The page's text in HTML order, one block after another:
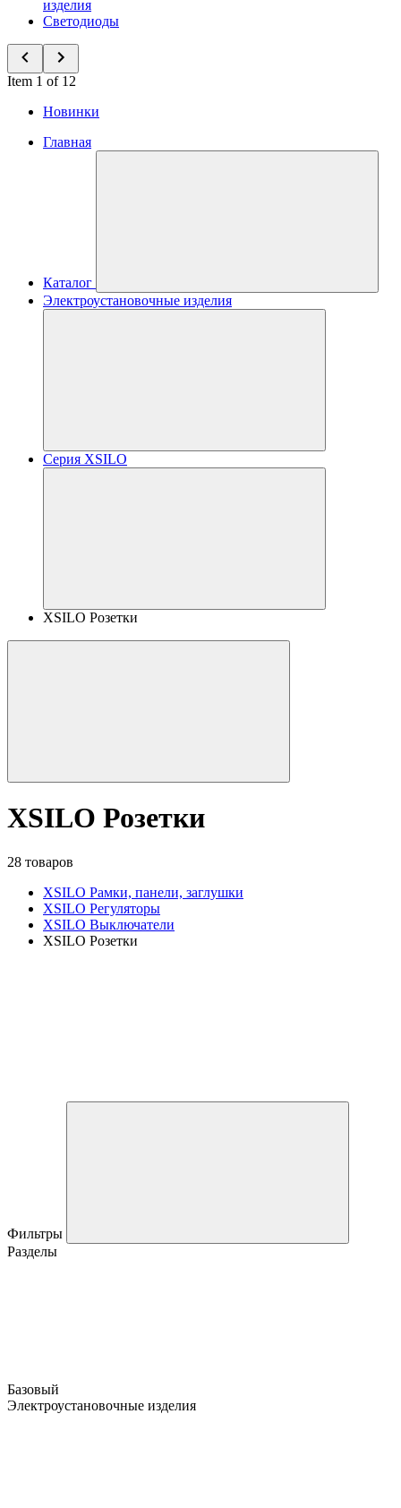
изделия
Светодиоды
Item 1 of 12
Новинки
Главная
Каталог
Электроустановочные изделия
Серия XSILO
XSILO Розетки
XSILO Розетки
28 товаров
XSILO Рамки, панели, заглушки
XSILO Регуляторы
XSILO Выключатели
XSILO Розетки
Фильтры
Разделы
Базовый
Электроустановочные изделия